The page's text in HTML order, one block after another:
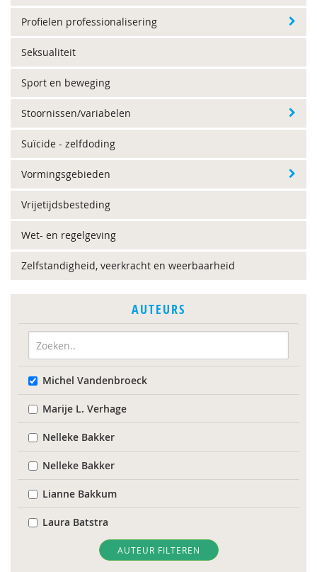
Profielen professionalisering
Seksualiteit
Sport en beweging
Stoornissen/variabelen
Suïcide - zelfdoding
Vormingsgebieden
Vrijetijdsbesteding
Wet- en regelgeving
Zelfstandigheid, veerkracht en weerbaarheid
AUTEURS
Michel Vandenbroeck
Marije L. Verhage
Nelleke Bakker
Nelleke Bakker
Lianne Bakkum
Laura Batstra
Ilona Boelen AUTEUR FILTEREN